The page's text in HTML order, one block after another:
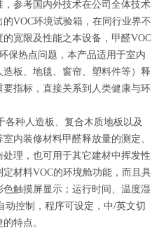
参考国内外技术在公司全体技术
VOC环境试验箱，在同行业界不
宽限及性能之本设备，甲醛VOC
保热点问题，本产品适用于室内
板、地毯、窗帘、塑料件等）释
指标，直接关系到人类健康与环
各种人造板、复合木质地板以及
内装修材料甲醛释放量的测定、
理，也可用于其它建材中挥发性
材料VOC的环境舱功能，而且具
触摸屏显示；运行时间、温度湿
动控制，程序可设定，中/英文切
特点。